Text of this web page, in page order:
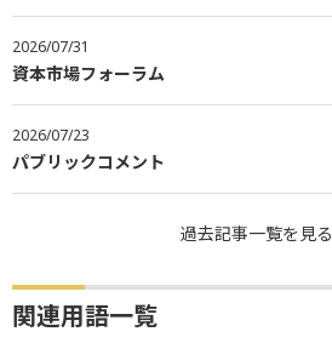
2026/07/31
資本市場フォーラム
2026/07/23
パブリックコメント
過去記事一覧を見る
関連用語一覧